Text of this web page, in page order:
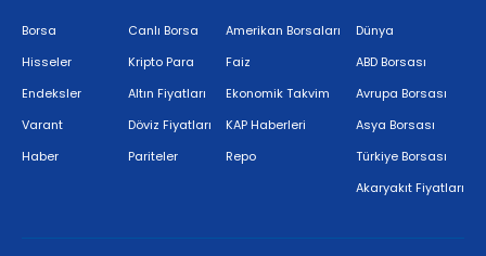
Borsa
Hisseler
Endeksler
Varant
Haber
Canlı Borsa
Kripto Para
Altın Fiyatları
Döviz Fiyatları
Pariteler
Amerikan Borsaları
Faiz
Ekonomik Takvim
KAP Haberleri
Repo
Dünya
ABD Borsası
Avrupa Borsası
Asya Borsası
Türkiye Borsası
Akaryakıt Fiyatları